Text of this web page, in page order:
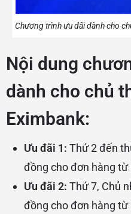
Chương trình ưu đãi dành cho
Nội dung
dành cho chủ
Eximbank:
Ưu đãi 1: Thứ 2 đến
đồng cho đơn hàng từ
Ưu đãi 2: Thứ 7, Chủ
đồng cho đơn hàng từ